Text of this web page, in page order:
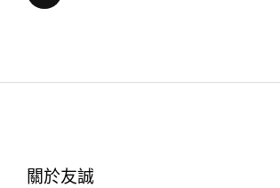
關於友誠